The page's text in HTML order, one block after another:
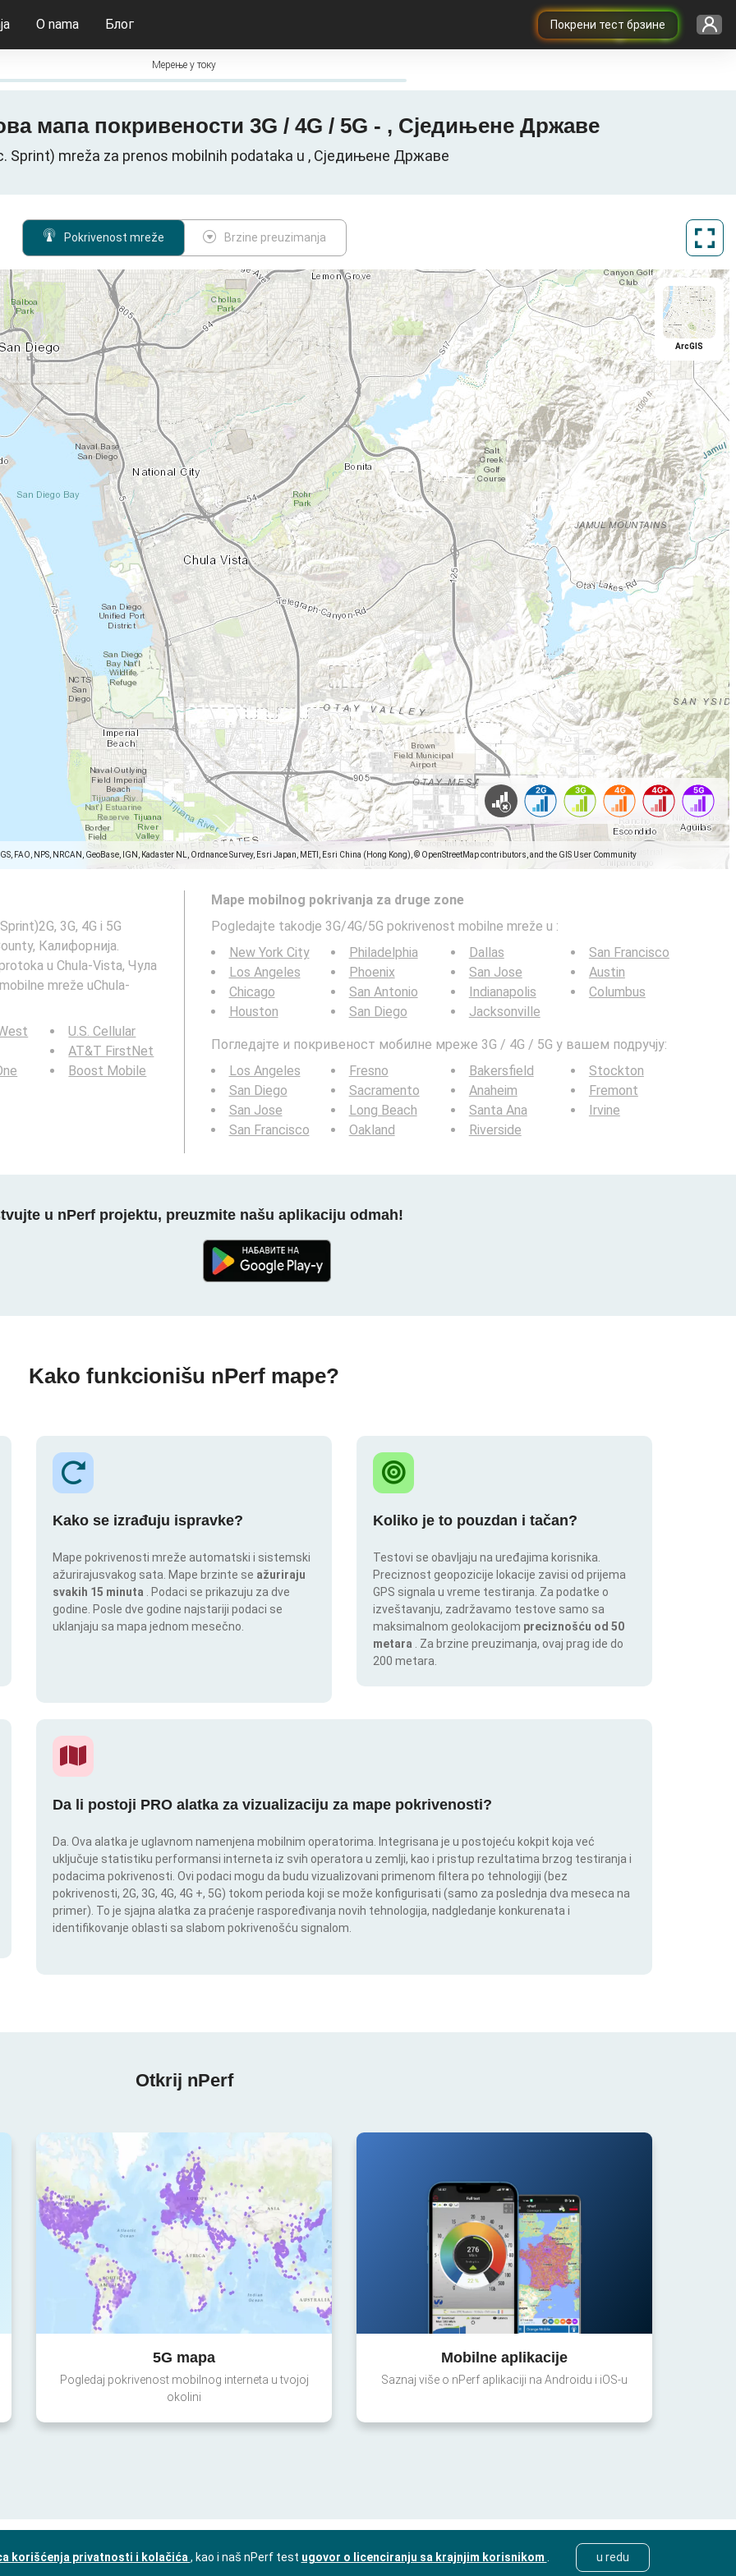
Покрени тест брзине
O nama Блог
Мерење у току
мапа покривености 3G / 4G / 5G - , Сједињене Државе
Sprint) mreža za prenos mobilnih podataka u , Сједињене Државе
Pokrivenost mreže Brzine preuzimanja
FAO, NPS, NRCAN, GeoBase, IGN, Kadaster NL, Ordnance Survey, Esri Japan, METI, Esri China (Hong Kong), © OpenStreetMap contributors, and the GIS User Community
ArcGIS
3G, 4G i 5G
Калифорнија.
u Chula-Vista, Чула
mreže uChula-
U.S. Cellular
AT&T FirstNet
Boost Mobile
Mape mobilnog pokrivanja za druge zone
Pogledajte takodje 3G/4G/5G pokrivenost mobilne mreže u :
New York City
Los Angeles
Chicago
Houston
Philadelphia
Phoenix
San Antonio
San Diego
Dallas
San Jose
Indianapolis
Jacksonville
San Francisco
Austin
Columbus
Погледајте и покривеност мобилне мреже 3G / 4G / 5G у вашем подручју:
Los Angeles
San Diego
San Jose
San Francisco
Fresno
Sacramento
Long Beach
Oakland
Bakersfield
Anaheim
Santa Ana
Riverside
Stockton
Fremont
Irvine
u nPerf projektu, preuzmite našu aplikaciju odmah!
Kako funkcionišu nPerf mape?
Kako se izrađuju ispravke?
Mape pokrivenosti mreže automatski i sistemski
ažurirajusvakog sata. Mape brzinte se ažuriraju
svakih 15 minuta
. Podaci se prikazuju za dve
godine. Posle dve godine najstariji podaci se
uklanjaju sa mapa jednom mesečno.
Koliko je to pouzdan i tačan?
Testovi se obavljaju na uređajima korisnika.
Preciznost geopozicije lokacije zavisi od prijema
GPS signala u vreme testiranja. Za podatke o
izveštavanju, zadržavamo testove samo sa
maksimalnom geolokacijom preciznošću od 50
metara
. Za brzine preuzimanja, ovaj prag ide do
200 metara.
Da li postoji PRO alatka za vizualizaciju za mape pokrivenosti?
Da. Ova alatka je uglavnom namenjena mobilnim operatorima. Integrisana je u postojeću kokpit koja već
uključuje statistiku performansi interneta iz svih operatora u zemlji, kao i pristup rezultatima brzog testiranja i
podacima pokrivenosti. Ovi podaci mogu da budu vizualizovani primenom filtera po tehnologiji (bez
pokrivenosti, 2G, 3G, 4G, 4G +, 5G) tokom perioda koji se može konfigurisati (samo za poslednja dva meseca na
primer). To je sjajna alatka za praćenje raspoređivanja novih tehnologija, nadgledanje konkurenata i
identifikovanje oblasti sa slabom pokrivenošću signalom.
Otkrij nPerf
5G mapa
Pogledaj pokrivenost mobilnog interneta u tvojoj
okolini
Mobilne aplikacije
Saznaj više o nPerf aplikaciji na Androidu i iOS-u
korišćenja privatnosti i kolačića , kao i naš nPerf test ugovor o licenciranju sa krajnjim korisnikom u redu